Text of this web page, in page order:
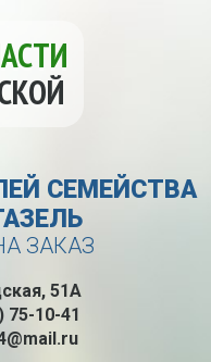
СЕМЕЙСТВА
ЗАКАЗ
51А
75-10-41